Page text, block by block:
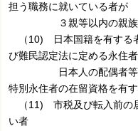
担う職務に就いている者が
３親等以内の親族
（10) 日本国籍を有する
び難民認定法に定める永住者
日本人の配偶者等、永
特別永住者の在留資格を有
（11) 市税及び転入前の
い者